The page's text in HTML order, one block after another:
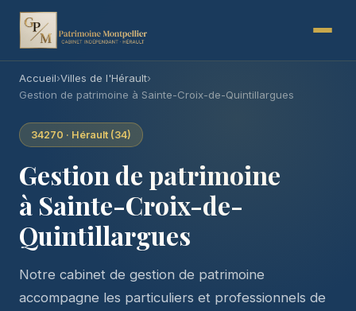
Accueil›Villes de l'Hérault›
Gestion de patrimoine à Sainte-Croix-de-Quintillargues
34270 · Hérault (34)
Gestion de patrimoine
à Sainte-Croix-de-
Quintillargues
Notre cabinet de gestion de patrimoine
accompagne les particuliers et professionnels de